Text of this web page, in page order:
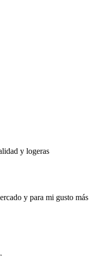
y logeras
y para mi gusto más